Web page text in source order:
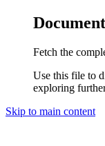
Fetch the
Use this file to
exploring
Skip to main content